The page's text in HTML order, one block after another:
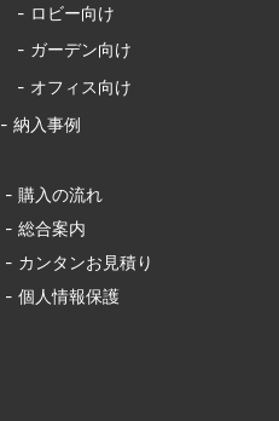
- ロビー向け
- ガーデン向け
- オフィス向け
- 納入事例
- 購入の流れ
- 総合案内
- カンタンお見積り
- 個人情報保護